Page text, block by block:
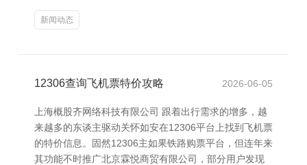
新闻动态
12306查询飞机票特价攻略 2026-06-05
上海概股齐网络科技有限公司 跟着出行需求的增多，越
来越多的东谈主驱动关怀如安在12306平台上找到飞机票
的特价信息。固然12306主如果铁路购票平台，但连年来
其功能不时推广北京霖悦商贸有限公司，部分用户发现